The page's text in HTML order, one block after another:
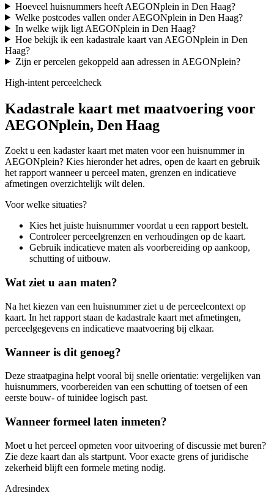
Hoeveel huisnummers heeft AEGONplein in Den Haag?
Welke postcodes vallen onder AEGONplein in Den Haag?
In welke wijk ligt AEGONplein in Den Haag?
Hoe bekijk ik een kadastrale kaart van AEGONplein in Den
Haag?
Zijn er percelen gekoppeld aan adressen in AEGONplein?
High-intent perceelcheck
Kadastrale kaart met maatvoering voor
AEGONplein, Den Haag
Zoekt u een kadaster kaart met maten voor een huisnummer in
AEGONplein? Kies hieronder het adres, open de kaart en gebruik
het rapport wanneer u perceel maten, grenzen en indicatieve
afmetingen overzichtelijk wilt delen.
Voor welke situaties?
Kies het juiste huisnummer voordat u een rapport bestelt.
Controleer perceelgrenzen en verhoudingen op de kaart.
Gebruik indicatieve maten als voorbereiding op aankoop,
schutting of uitbouw.
Wat ziet u aan maten?
Na het kiezen van een huisnummer ziet u de perceelcontext op
kaart. In het rapport staan de kadastrale kaart met afmetingen,
perceelgegevens en indicatieve maatvoering bij elkaar.
Wanneer is dit genoeg?
Deze straatpagina helpt vooral bij snelle orientatie: vergelijken van
huisnummers, voorbereiden van een schutting of toetsen of een
eerste bouw- of tuinidee logisch past.
Wanneer formeel laten inmeten?
Moet u het perceel opmeten voor uitvoering of discussie met buren?
Zie deze kaart dan als startpunt. Voor exacte grens of juridische
zekerheid blijft een formele meting nodig.
Adresindex